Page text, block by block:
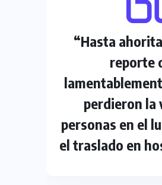
“Hasta
reporte
perdieron la
personas en el
el traslado en